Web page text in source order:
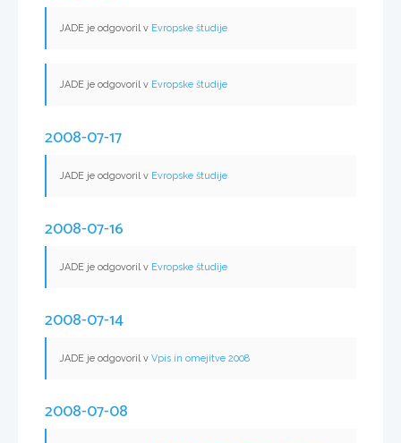
JADE je odgovoril v Evropske študije
JADE je odgovoril v Evropske študije
2008-07-17
JADE je odgovoril v Evropske študije
2008-07-16
JADE je odgovoril v Evropske študije
2008-07-14
JADE je odgovoril v Vpis in omejitve 2008
2008-07-08